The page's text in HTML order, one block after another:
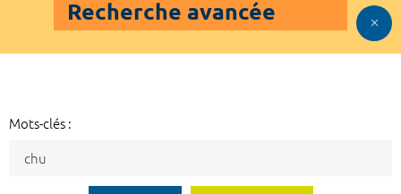
Recherche avancée
Mots-clés :